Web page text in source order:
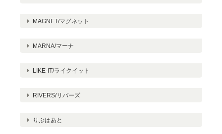
MAGNET/マグネット
MARNA/マーナ
LIKE-IT/ライクイット
RIVERS/リバーズ
りぶはあと